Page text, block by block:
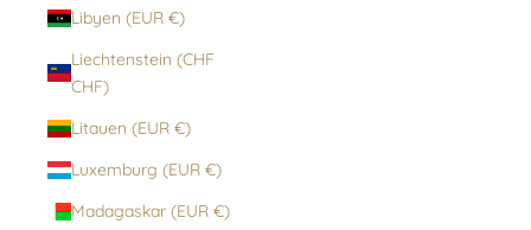
Libyen (EUR €)
Liechtenstein (CHF
CHF)
Litauen (EUR €)
Luxemburg (EUR €)
Madagaskar (EUR €)